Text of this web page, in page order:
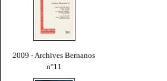
2009 - Archives Bernanos
n°11